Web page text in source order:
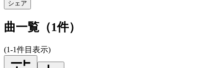
シェア
曲一覧（1件）
(1-1件目表示)